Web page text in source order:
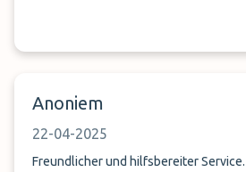
Anoniem
22-04-2025
Freundlicher und hilfsbereiter